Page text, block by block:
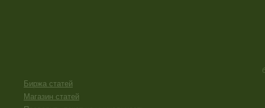
Биржа статей
Магазин статей